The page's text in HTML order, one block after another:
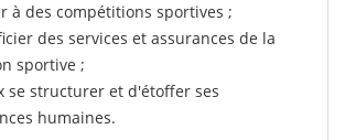
à des compétitions sportives ;
des services et assurances de la
sportive ;
se structurer et d'étoffer ses
humaines.